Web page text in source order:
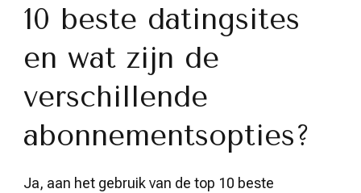
10 beste datingsites
en wat zijn de
verschillende
abonnementsopties?
Ja, aan het gebruik van de top 10 beste